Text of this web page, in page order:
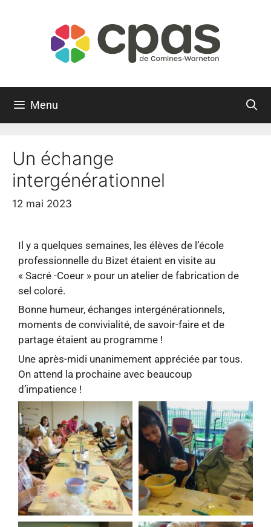
Menu
Un échange
intergénérationnel
12 mai 2023
Il y a quelques semaines, les élèves de l’école
professionnelle du Bizet étaient en visite au
« Sacré -Coeur » pour un atelier de fabrication de
sel coloré.
Bonne humeur, échanges intergénérationnels,
moments de convivialité, de savoir-faire et de
partage étaient au programme !
Une après-midi unanimement appréciée par tous.
On attend la prochaine avec beaucoup
d’impatience !